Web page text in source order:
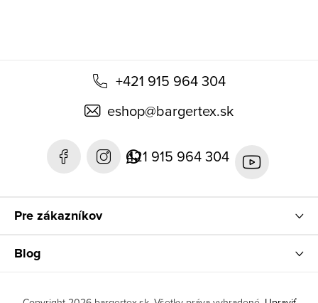
+421 915 964 304
eshop@bargertex.sk
421 915 964 304
Pre zákazníkov
Blog